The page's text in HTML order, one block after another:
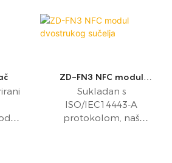
ZD-FN3 NFC modul
dvostrukog sučelja
Sukladan s
ISO/IEC14443-A
protokolom, naš